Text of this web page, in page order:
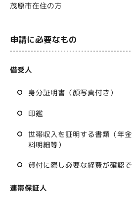
茂原市在住の方
申請に必要なもの
借受人
身分証明書（顔写真付き）
印鑑
世帯収入を証明する書類（年
料明細等）
貸付に際し必要な経費が確認
連帯保証人